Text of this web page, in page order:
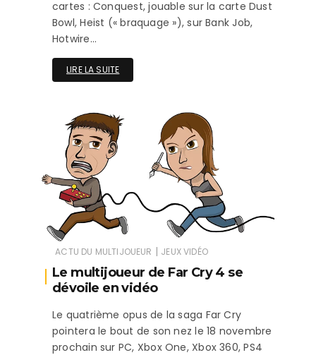
cartes : Conquest, jouable sur la carte Dust
Bowl, Heist (« braquage »), sur Bank Job,
Hotwire…
LIRE LA SUITE
ACTU DU MULTIJOUEUR | JEUX VIDÉO
Le multijoueur de Far Cry 4 se
dévoile en vidéo
Le quatrième opus de la saga Far Cry
pointera le bout de son nez le 18 novembre
prochain sur PC, Xbox One, Xbox 360, PS4